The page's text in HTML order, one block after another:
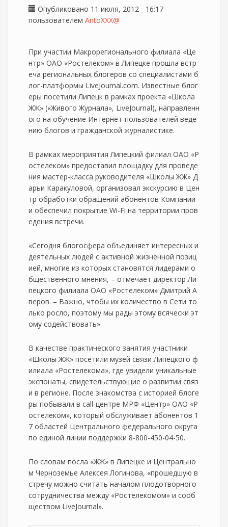
Опубликовано 11 июля, 2012 - 16:17
пользователем AntoXXX@
При участии Макрорегионального филиала «Це
нтр» ОАО «Ростелеком» в Липецке прошла встр
еча региональных блогеров со специалистами б
лог-платформы LiveJournal.com. Известные блог
еры посетили Липецк в рамках проекта «Школа
ЖЖ» («Живого Журнала», LiveJournal), направленн
ого на обучение Интернет-пользователей веде
нию блогов и гражданской журналистике.
В рамках мероприятия Липецкий филиал ОАО «Р
остелеком» предоставил площадку для проведе
ния мастер-класса руководителя «Школы ЖЖ» Д
арьи Каракуловой, организовал экскурсию в Цен
тр обработки обращений абонентов Компании
и обеспечил покрытие Wi-Fi на территории пров
едения встречи.
«Сегодня блогосфера объединяет интересных и
деятельных людей с активной жизненной позиц
ией, многие из которых становятся лидерами о
бщественного мнения, – отмечает директор Ли
пецкого филиала ОАО «Ростелеком» Дмитрий А
веров. – Важно, чтобы их количество в Сети то
лько росло, поэтому мы рады этому всячески эт
ому содействовать».
В качестве практического занятия участники
«Школы ЖЖ» посетили музей связи Липецкого ф
илиала «Ростелекома», где увидели уникальные
экспонаты, свидетельствующие о развитии связ
и в регионе. После знакомства с историей блоге
ры побывали в call-центре МРФ «Центр» ОАО «Р
остелеком», который обслуживает абонентов 1
7 областей Центрального федерального округа
по единой линии поддержки 8-800-450-04-50.
По словам посла «ЖЖ» в Липецке и Центрально
м Черноземье Алексея Логинова, «прошедшую в
стречу можно считать началом плодотворного
сотрудничества между «Ростелекомом» и сооб
ществом LiveJournal».